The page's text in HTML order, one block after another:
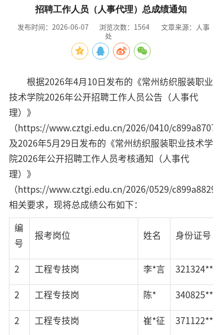
招聘工作人员（人事代理）总成绩通知
发布时间：2026-06-07 浏览次数： 1564
文章来源：人事
处
根据2026年4月10日发布的《常州纺织服装职业
技术学院2026年公开招聘工作人员公告（人事代
理）》
（ https://www.cztgi.edu.cn/2026/0410/
及2026年5月29日发布的《常州纺织服装职业技术学
院2026年公开招聘工作人员考核通知（人事代
理）》
（https://www.cztgi.edu.cn/2026/0529/
相关要求，现将总成绩公布如下：
编
号
报考岗位 姓名 身份证号
2 工程专技岗 李*言
2 工程专技岗 陈*
2 工程专技岗 崔*征